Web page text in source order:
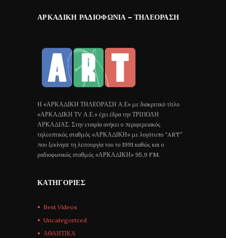
ΑΡΚΑΔΙΚΉ ΡΑΔΙΟΦΩΝΊΑ – ΤΗΛΕΌΡΑΣΗ
Η «ΑΡΚΑΔΙΚΗ ΤΗΛΕΟΡΑΣΗ Α.Ε» με διακριτικό τίτλο
«ΑΡΚΑΔΙΚΗ ΤV Α.Ε.» έχει έδρα την ΤΡΙΠΟΛΗ
ΑΡΚΑΔΙΑΣ. Στην εταιρία ανήκει ο περιφερειακός
τηλεοπτικός σταθμός «ΑΡΚΑΔΙΚΗ» με λογότυπο “ART”
που ξεκίνησε τη λειτουργία του το 1991 καθώς και ο
ραδιοφωνικός σταθμός «ΑΡΚΑΔΙΚΗ» 95,9 FM.
ΚΑΤΗΓΟΡΊΕΣ
Best Videos
Uncategorized
ΑΘΛΗΤΙΚΑ